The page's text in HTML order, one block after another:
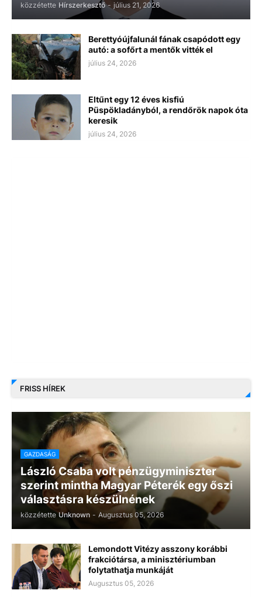
közzétette Hírszerkesztő - július 21, 2026
Berettyóújfalunál fának csapódott egy
autó: a sofőrt a mentők vitték el
július 24, 2026
Eltűnt egy 12 éves kisfiú
Püspökladányból, a rendőrök napok óta
keresik
július 24, 2026
FRISS HÍREK
GAZDASÁG
László Csaba volt pénzügyminiszter
szerint mintha Magyar Péterék egy őszi
választásra készülnének
közzétette Unknown - Augusztus 05, 2026
Lemondott Vitézy asszony korábbi
frakciótársa, a minisztériumban
folytathatja munkáját
Augusztus 05, 2026